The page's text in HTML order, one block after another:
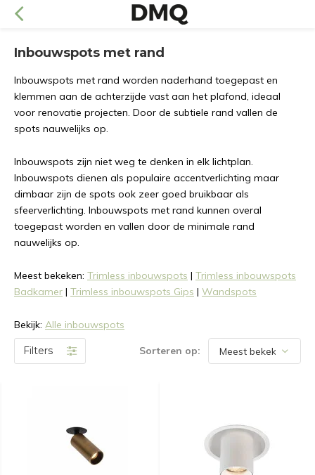
Inbouwspots met rand
Inbouwspots met rand worden naderhand toegepast en
klemmen aan de achterzijde vast aan het plafond, ideaal
voor renovatie projecten. Door de subtiele rand vallen de
spots nauwelijks op.
Inbouwspots zijn niet weg te denken in elk lichtplan.
Inbouwspots dienen als populaire accentverlichting maar
dimbaar zijn de spots ook zeer goed bruikbaar als
sfeerverlichting. Inbouwspots met rand kunnen overal
toegepast worden en vallen door de minimale rand
nauwelijks op.
Meest bekeken: Trimless inbouwspots | Trimless inbouwspots
Badkamer | Trimless inbouwspots Gips | Wandspots
Bekijk: Alle inbouwspots
Filters Sorteren op: